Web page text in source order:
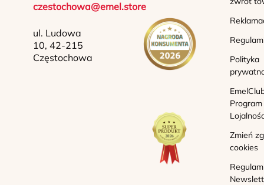
czestochowa@emel.store
ul. Ludowa
10, 42-215
Częstochowa
Polityka
Program
Zmień
cookies